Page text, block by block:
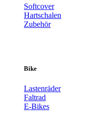
Softcover
Hartschalen
Zubehör
Bike
Lastenräder
Faltrad
E-Bikes